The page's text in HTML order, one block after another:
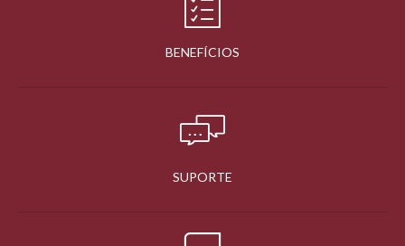
BENEFÍCIOS
SUPORTE